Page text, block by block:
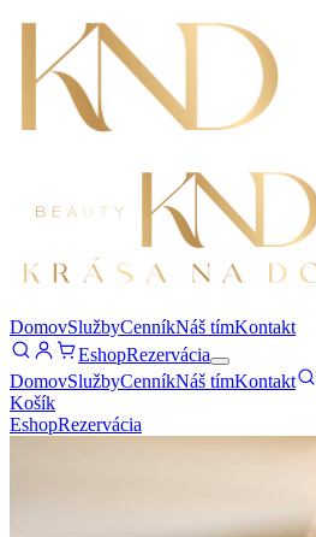
DomovSlužbyCenníkNáš tímKontakt
EshopRezervácia
DomovSlužbyCenníkNáš tímKontakt
Košík
EshopRezervácia